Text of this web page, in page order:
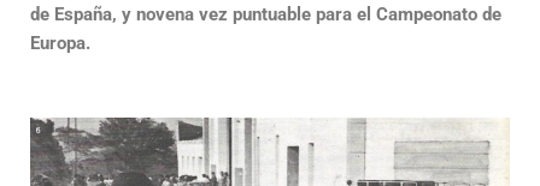
de España, y novena vez puntuable para el Campeonato de
Europa.